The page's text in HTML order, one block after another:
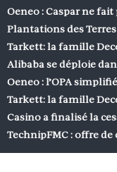
Oeneo : Caspar ne fait
Plantations des
Tarkett: la famille
Alibaba se déploie
Oeneo : l’OPA
Tarkett: la famille
Casino a finalisé la
TechnipFMC : offre